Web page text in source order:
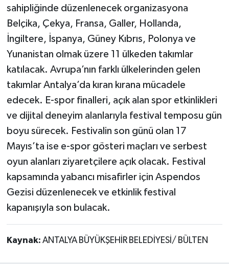
sahipliğinde düzenlenecek organizasyona
Belçika, Çekya, Fransa, Galler, Hollanda,
İngiltere, İspanya, Güney Kıbrıs, Polonya ve
Yunanistan olmak üzere 11 ülkeden takımlar
katılacak. Avrupa’nın farklı ülkelerinden gelen
takımlar Antalya’da kıran kırana mücadele
edecek. E-spor finalleri, açık alan spor etkinlikleri
ve dijital deneyim alanlarıyla festival temposu gün
boyu sürecek. Festivalin son günü olan 17
Mayıs’ta ise e-spor gösteri maçları ve serbest
oyun alanları ziyaretçilere açık olacak. Festival
kapsamında yabancı misafirler için Aspendos
Gezisi düzenlenecek ve etkinlik festival
kapanışıyla son bulacak.
Kaynak: ANTALYA BÜYÜKŞEHİR BELEDİYESİ/ BÜLTEN